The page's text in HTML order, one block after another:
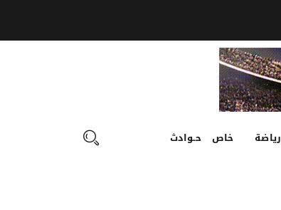
رياضة خاص حـوادث